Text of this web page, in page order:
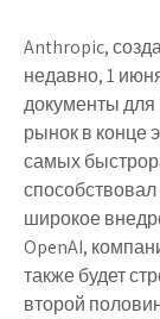
Anthropic,
недавно, 1
документы для
рынок в конце
самых
широкое
OpenAI,
также будет
второй